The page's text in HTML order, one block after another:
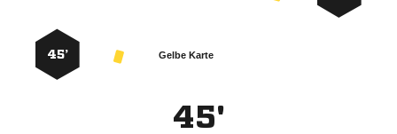
Gelbe Karte
45’
45'